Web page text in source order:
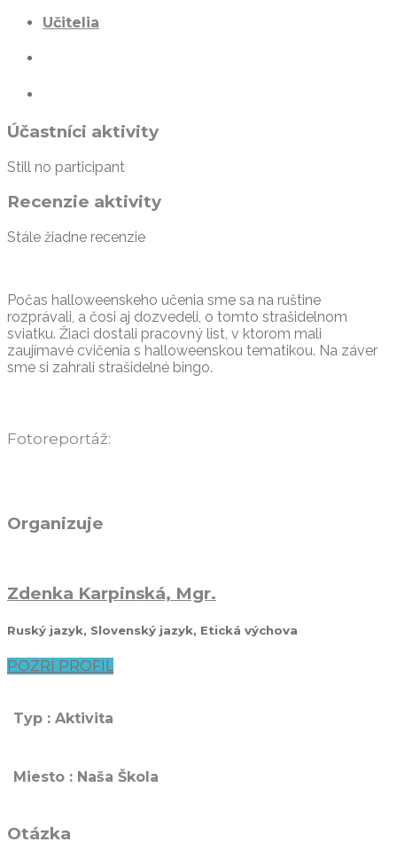
Učitelia
Účastníci aktivity
Still no participant
Recenzie aktivity
Stále žiadne recenzie
Počas halloweenskeho učenia sme sa na ruštine
rozprávali, a čosi aj dozvedeli, o tomto strašidelnom
sviatku. Žiaci dostali pracovný list, v ktorom mali
zaujímavé cvičenia s halloweenskou tematikou. Na záver
sme si zahrali strašidelné bingo.
Fotoreportáž:
Organizuje
Zdenka Karpinská, Mgr.
Ruský jazyk, Slovenský jazyk, Etická výchova
POZRI PROFIL
Typ : Aktivita
Miesto : Naša Škola
Otázka